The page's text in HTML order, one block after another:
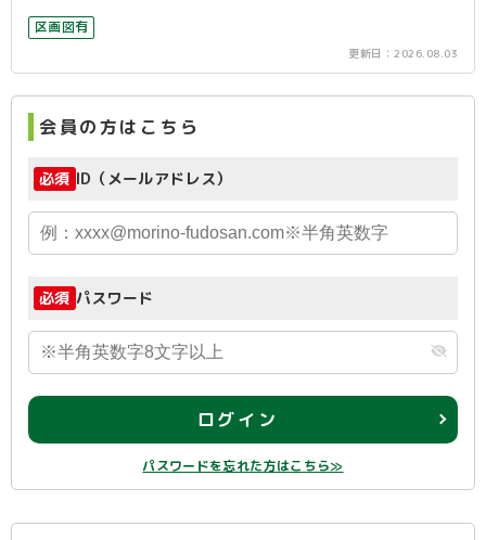
区画図有
更新日： 2026.08.03
会員の方はこちら
必須 ID（メールアドレス）
必須 パスワード
ログイン
パスワードを忘れた方はこちら≫